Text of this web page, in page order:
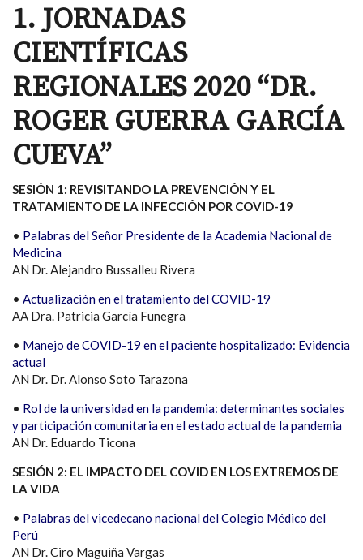
1. JORNADAS
CIENTÍFICAS
REGIONALES 2020 “DR.
ROGER GUERRA GARCÍA
CUEVA”
SESIÓN 1: REVISITANDO LA PREVENCIÓN Y EL
TRATAMIENTO DE LA INFECCIÓN POR COVID-19
• Palabras del Señor Presidente de la Academia Nacional de
Medicina
AN Dr. Alejandro Bussalleu Rivera
• Actualización en el tratamiento del COVID-19
AA Dra. Patricia García Funegra
• Manejo de COVID-19 en el paciente hospitalizado: Evidencia
actual
AN Dr. Dr. Alonso Soto Tarazona
• Rol de la universidad en la pandemia: determinantes sociales
y participación comunitaria en el estado actual de la pandemia
AN Dr. Eduardo Ticona
SESIÓN 2: EL IMPACTO DEL COVID EN LOS EXTREMOS DE
LA VIDA
• Palabras del vicedecano nacional del Colegio Médico del
Perú
AN Dr. Ciro Maguiña Vargas